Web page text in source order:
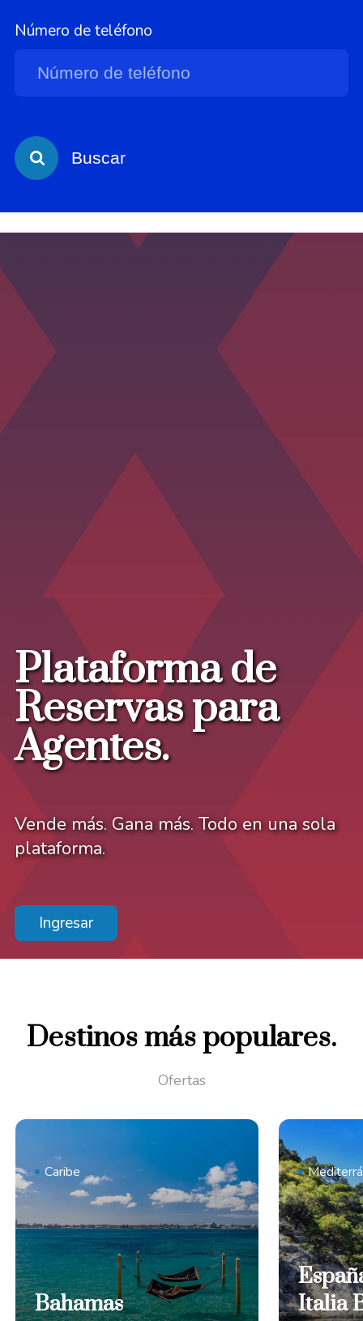
Número de teléfono
Buscar
Destinos más populares.
Ofertas
Caribe
Bahamas
Italia